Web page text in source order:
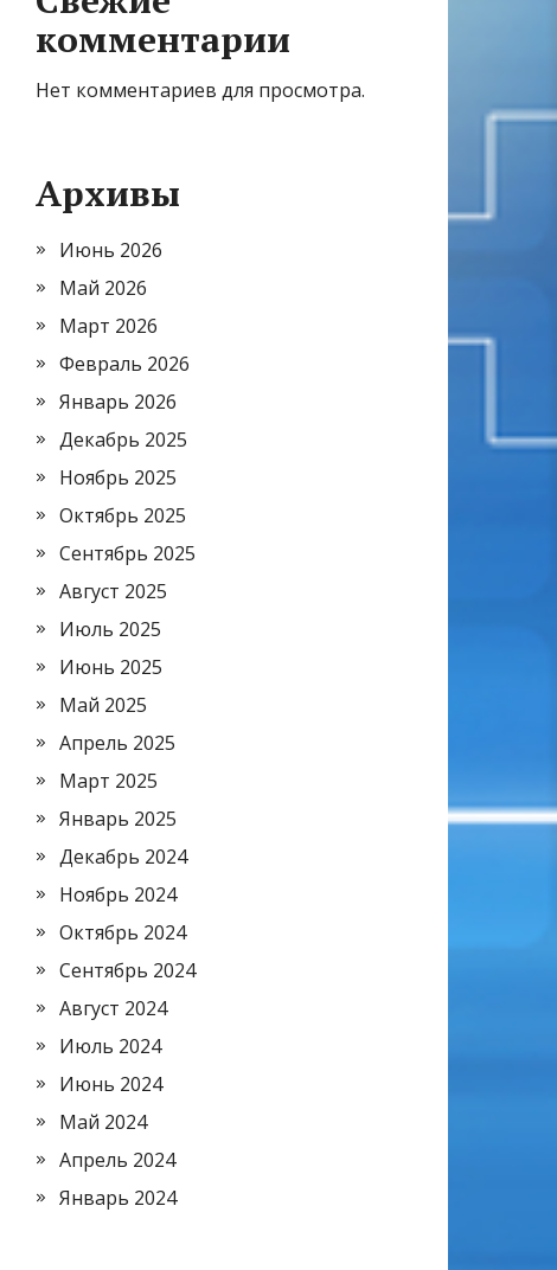
комментарии
Нет комментариев для просмотра.
Архивы
Июнь 2026
Май 2026
Март 2026
Февраль 2026
Январь 2026
Декабрь 2025
Ноябрь 2025
Октябрь 2025
Сентябрь 2025
Август 2025
Июль 2025
Июнь 2025
Май 2025
Апрель 2025
Март 2025
Январь 2025
Декабрь 2024
Ноябрь 2024
Октябрь 2024
Сентябрь 2024
Август 2024
Июль 2024
Июнь 2024
Май 2024
Апрель 2024
Январь 2024